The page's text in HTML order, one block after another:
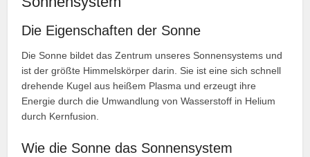
Die Eigenschaften der Sonne
Die Sonne bildet das Zentrum unseres Sonnensystems und
ist der größte Himmelskörper darin. Sie ist eine sich schnell
drehende Kugel aus heißem Plasma und erzeugt ihre
Energie durch die Umwandlung von Wasserstoff in Helium
durch Kernfusion.
Wie die Sonne das Sonnensystem